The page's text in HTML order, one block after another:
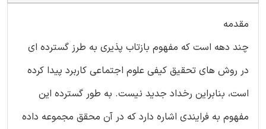
مقدمه
چند دهه است که مفهوم بازتاب پذیری به طرز گسترده ای
در روش های تحقیق کیفی علوم اجتماعی کاربرد پیدا کرده
است، بنابراین رخداد جدید نیست. به طور گسترده این
مفهوم به فرایندی اشاره دارد که در آن محقق مجموعه داده